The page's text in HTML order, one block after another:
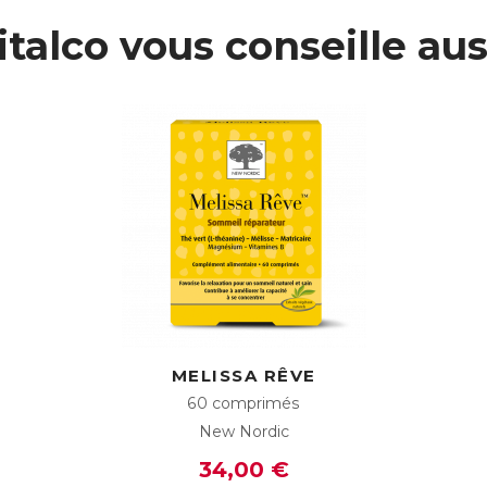
vous conseille
MELISSA RÊVE
60 comprimés
New Nordic
34,00 €